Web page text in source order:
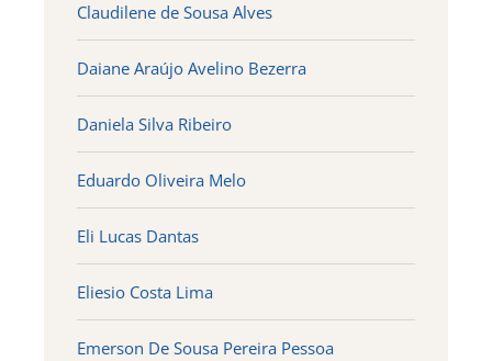
Claudilene de Sousa Alves
Daiane Araújo Avelino Bezerra
Daniela Silva Ribeiro
Eduardo Oliveira Melo
Eli Lucas Dantas
Eliesio Costa Lima
Emerson De Sousa Pereira Pessoa